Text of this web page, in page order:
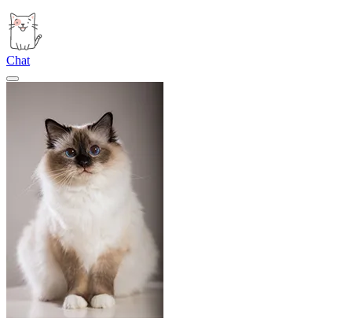
Chat